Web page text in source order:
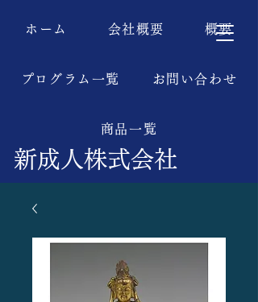
新成人株式会社
ホーム 会社概要 概要
プログラム一覧 お問い合わせ
商品一覧